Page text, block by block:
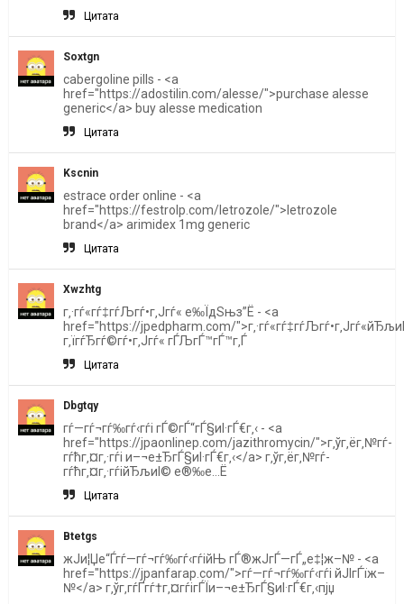
Цитата
Soxtgn
cabergoline pills - <a
href="https://adostilin.com/alesse/">purchase alesse
generic</a> buy alesse medication
Цитата
Kscnin
estrace order online - <a
href="https://festrolp.com/letrozole/">letrozole
brand</a> arimidex 1mg generic
Цитата
Xwzhtg
г‚·гѓ«гѓ‡гѓЉгѓ•г‚Јгѓ« е‰ЇдЅњз”Ё - <a
href="https://jpedpharm.com/
г‚їгѓЂгѓ©гѓ•г‚Јгѓ« гЃЉгЃ™гЃ™г‚Ѓ
Цитата
Dbgtqy
гѓ—гѓ¬гѓ‰гѓ‹гѓі гЃ©гЃ“гЃ§иІ·гЃ€г‚‹ - <a
href="https://jpaonlinep.com/jazithromycin/">г‚ўг‚ёг‚№гѓ­
гѓћг‚¤г‚·гѓі и–¬е±ЂгЃ§иІ·гЃ€г‚‹</a> г‚ўг‚ёг‚№гѓ­
гѓћг‚¤г‚·гѓійЂљиІ© е®‰е…Ё
Цитата
Btetgs
ж­Ји¦Џе“Ѓгѓ—гѓ¬гѓ‰гѓ‹гѓійЊ гЃ®ж­ЈгЃ—гЃ„е‡¦ж–№ - <a
href="https://jpanfarap.com/">гѓ—гѓ¬гѓ‰гѓ‹гѓі йЈІгЃїж–
№</a> г‚ўг‚­гѓҐгѓ†г‚¤гѓігЃЇи–¬е±ЂгЃ§иІ·гЃ€г‚‹пјџ